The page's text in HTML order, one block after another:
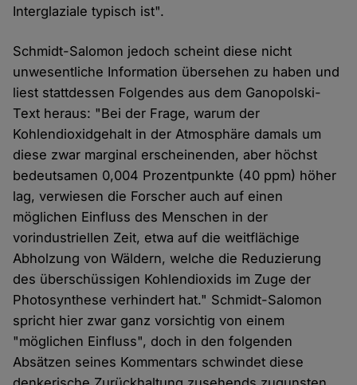
Interglaziale typisch ist".
Schmidt-Salomon jedoch scheint diese nicht
unwesentliche Information übersehen zu haben und
liest stattdessen Folgendes aus dem Ganopolski-
Text heraus: "Bei der Frage, warum der
Kohlendioxidgehalt in der Atmosphäre damals um
diese zwar marginal erscheinenden, aber höchst
bedeutsamen 0,004 Prozentpunkte (40 ppm) höher
lag, verwiesen die Forscher auch auf einen
möglichen Einfluss des Menschen in der
vorindustriellen Zeit, etwa auf die weitflächige
Abholzung von Wäldern, welche die Reduzierung
des überschüssigen Kohlendioxids im Zuge der
Photosynthese verhindert hat." Schmidt-Salomon
spricht hier zwar ganz vorsichtig von einem
"möglichen Einfluss", doch in den folgenden
Absätzen seines Kommentars schwindet diese